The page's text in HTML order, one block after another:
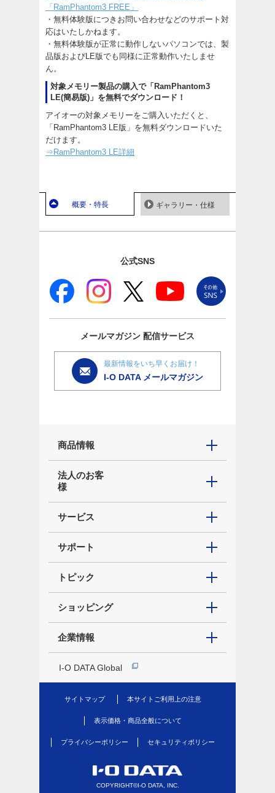
「RamPhantom3 FREE」
・無料体験版につきお問い合わせなどのサポート対
応はいたしかねます。
・無料体験版が正常に動作しないパソコンでは、製
品版およびLE版でも同様に正常動作いたしませ
ん。
対象メモリー製品の購入で「RamPhantom3
LE(簡易版)」を無料でダウンロード！
アイオーの対象メモリーをご購入いただくと、
「RamPhantom3 LE版」を無料ダウンロードいた
だけます。
⇒RamPhantom3 LE詳細
概要・特長 ギャラリー・仕様
公式SNS
メールマガジン 配信サービス
最新情報をいち早くお届け！
I-O DATA メールマガジン
商品情報
法人のお客
様
サービス
サポート
トピック
ショッピング
企業情報
I-O DATA Global
サイトマップ 本サイトご利用上の注意
表示価格・商品全般について
プライバシーポリシー セキュリティポリシー
COPYRIGHT©I-O DATA, INC.